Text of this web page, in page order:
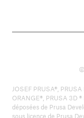
JOSEF PRUSA®,
ORANGE®, PRUSA 3D
déposées de Prusa
sous licence de Prusa